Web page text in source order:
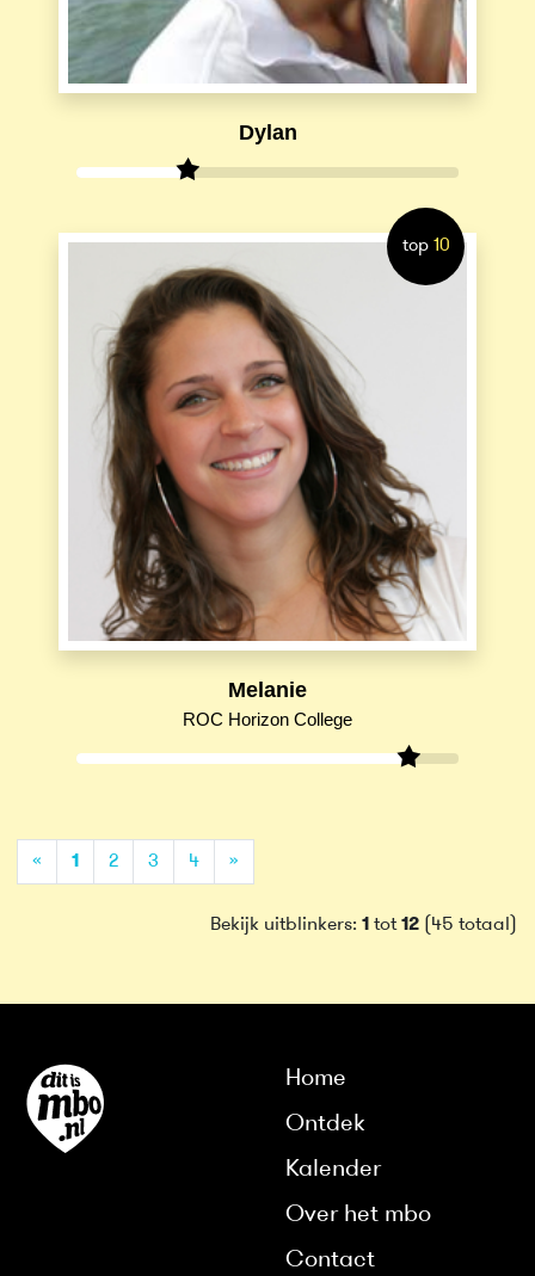
Dylan
top 10
Melanie
ROC Horizon College
« 1 (current)
2 3 4 »
Bekijk uitblinkers: 1 tot12 (45 totaal)
Home
Ontdek
Kalender
Over het mbo
Contact